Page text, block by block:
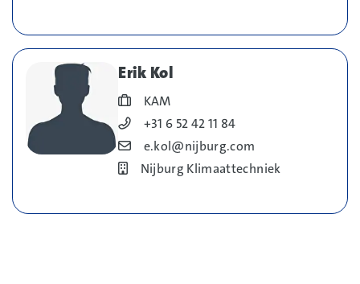
Erik Kol
Blog_field_Functie
KAM
Blog_field_Telefoonnummer
+31 6 52 42 11 84
Blog_field_E-mail
e.kol@nijburg.com
BedrijfNijburg Klimaattechniek